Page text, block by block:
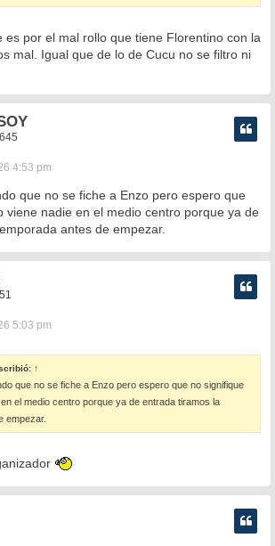
es por el mal rollo que tiene Florentino con la
mal. Igual que de lo de Cucu no se filtro ni
4:53 pm
que no se fiche a Enzo pero espero que
viene nadie en el medio centro porque ya de
antes de empezar.
5:03 pm
↑
que no se fiche a Enzo pero espero que no signifique
el medio centro porque ya de entrada tiramos la
empezar.